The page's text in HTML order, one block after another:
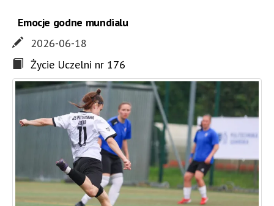
Emocje godne mundialu
2026-06-18
Życie Uczelni nr 176